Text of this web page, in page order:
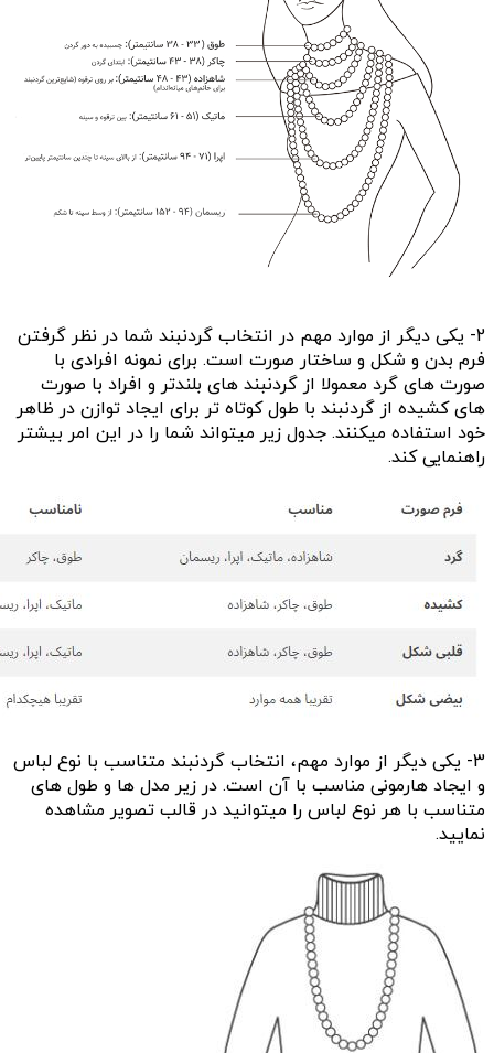
2- یکی دیگر از موارد مهم در انتخاب گردنبند شما در نظر گرفتن
فرم بدن و شکل و ساختار صورت است. برای نمونه افرادی با
صورت های گرد معمولا از گردنبند های بلندتر و افراد با صورت
های کشیده از گردنبند با طول کوتاه تر برای ایجاد توازن در ظاهر
خود استفاده میکنند. جدول زیر میتواند شما را در این امر بیشتر
راهنمایی کند.
3- یکی دیگر از موارد مهم، انتخاب گردنبند متناسب با نوع لباس
و ایجاد هارمونی مناسب با آن است. در زیر مدل ها و طول های
متناسب با هر نوع لباس را میتوانید در قالب تصویر مشاهده
نمایید.